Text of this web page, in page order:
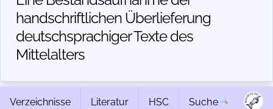
handschriftlichen Über­lieferung
deutschsprachiger Texte des
Mittelalters
Verzeichnisse Literatur HSC Suche